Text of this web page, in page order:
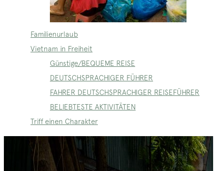
Familienurlaub
Vietnam in Freiheit
Günstige/BEQUEME REISE
DEUTSCHSPRACHIGER FÜHRER
FAHRER DEUTSCHSPRACHIGER REISEFÜHRER
BELIEBTESTE AKTIVITÄTEN
Triff einen Charakter